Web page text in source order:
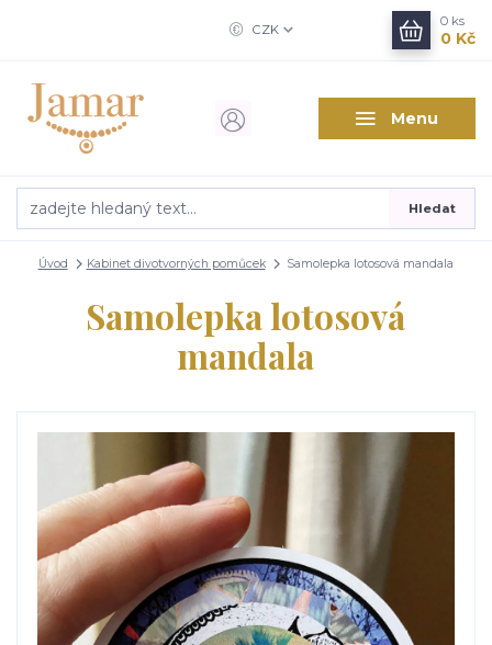
Menu
CZK
Hledat
0 ks
0 Kč
Úvod Kabinet divotvorných pomůcek Samolepka lotosová mandala
Samolepka lotosová
mandala